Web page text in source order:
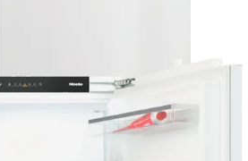
box voor meer comfort.